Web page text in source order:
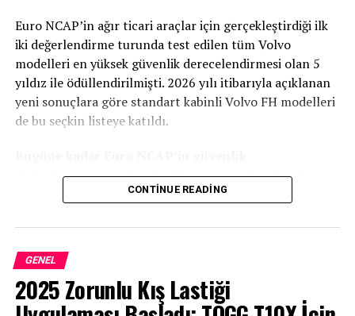
Geçmişten günümüzde
PEUGEOT’nun station wagon
Markanın ilk station wagon otomobili, PEUGEOT 203
SW’nin tanıtıldığı 1949 yılına dayanıyor. O yıllarda
station wagon segmenti henüz emekleme
aşamasındaydı. Kimse bu tür bir otomobil için gerçekten
bir müşteri kitlesinin olup olmadığını bilmiyordu. Ancak
PEUGEOT umutluydu ve bu sınıfın gelecek vaat ettiğini
biliyordu. O kadar emindi ki, henüz 1956 yılında
Euro NCAP’in ağır ticari araçlar için gerçekleştirdiği ilk
iki değerlendirme turunda test edilen tüm Volvo
modelleri en yüksek güvenlik derecelendirmesi olan 5
yıldız ile ödüllendirilmişti. 2026 yılı itibarıyla açıklanan
yeni sonuçlara göre standart kabinli Volvo FH modelleri
de bu seçkin listeye katıldı.
değerlendirmesinden 5 yıldız alan Volvo Trucks
Volvo FM 4×2 çekici
Volvo FM 6×2 kamyon
Volvo FH 4×2 çekici (Yeni eklendi)
Volvo FH 6×2 kamyon (Yeni eklendi)
CONTINUE READING
GENEL
2025 Zorunlu Kış Lastiği